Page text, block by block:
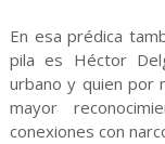
En esa prédica
pila es Héctor
urbano y quien por
mayor
conexiones con